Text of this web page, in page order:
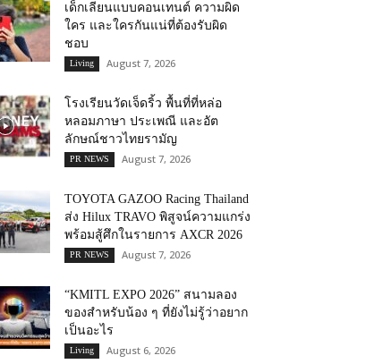
เด็กเลียนแบบคอนเทนต์ ความผิด
ใคร และใครกันแน่ที่ต้องรับผิด
ชอบ
Living August 7, 2026
โรงเรียนวัดเจ็ดริ้ว พื้นที่ที่หล่อ
หลอมภาษา ประเพณี และอัต
ลักษณ์ชาวไทยรามัญ
PR NEWS August 7, 2026
TOYOTA GAZOO Racing Thailand
ส่ง Hilux TRAVO พิสูจน์ความแกร่ง
พร้อมสู้ศึกในรายการ AXCR 2026
PR NEWS August 7, 2026
“KMITL EXPO 2026” สนามลอง
ของสำหรับน้อง ๆ ที่ยังไม่รู้ว่าอยาก
เป็นอะไร
Living August 6, 2026